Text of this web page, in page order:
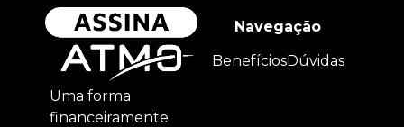
Uma forma
financeiramente
Navegação
BenefíciosDúvidas